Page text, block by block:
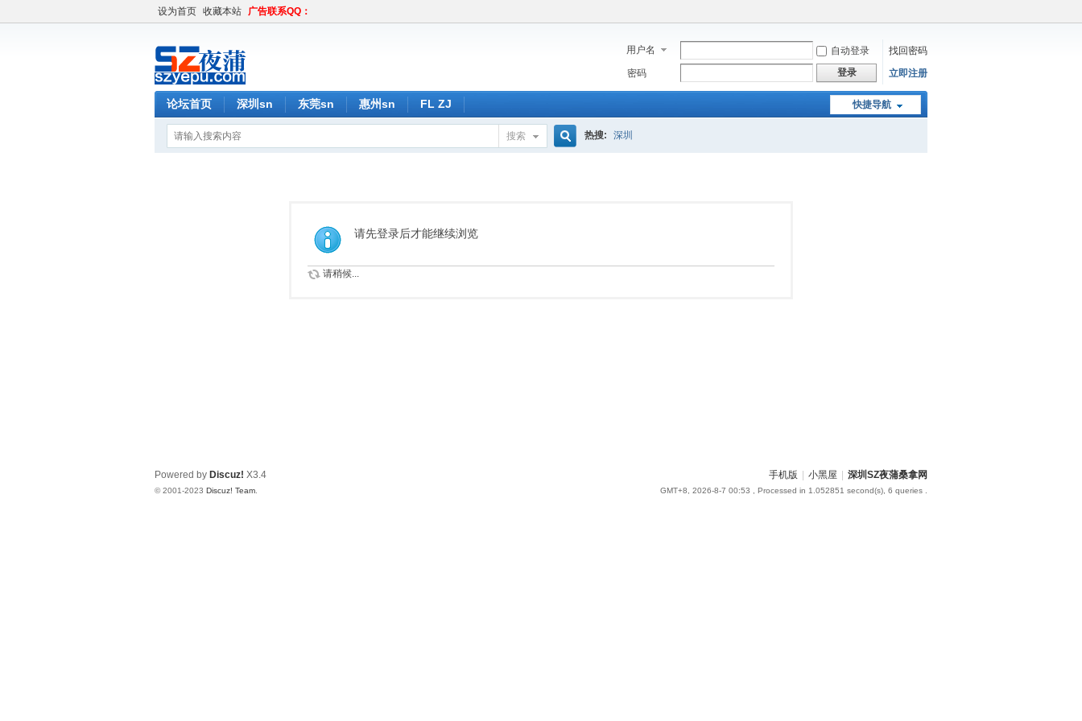
设为首页 收藏本站 广告联系QQ：
用户名 自动登录
找回密码
密码
登录 立即注册
快捷导航
论坛首页 深圳sn 东莞sn 惠州sn FL ZJ
搜索 热搜: 深圳
请先登录后才能继续浏览
请稍候...
手机版 小黑屋 深圳SZ夜蒲桑拿网
GMT+8, 2026-8-7 00:53 , Processed in 1.052851 second(s), 6 queries .
Powered by Discuz! X3.4
© 2001-2023 Discuz! Team